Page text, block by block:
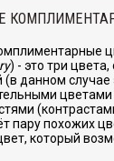
) - это три
(в данном
пару похожих
который